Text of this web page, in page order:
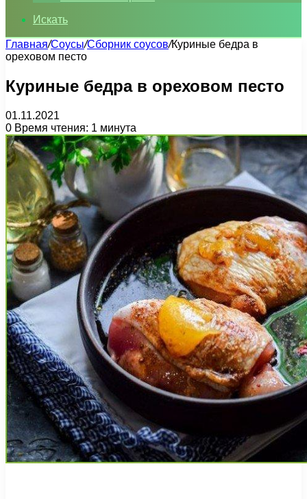
Искать
Главная/Соусы/Сборник соусов/Куриные бедра в
ореховом песто
Куриные бедра в ореховом песто
01.11.2021
0 Время чтения: 1 минута